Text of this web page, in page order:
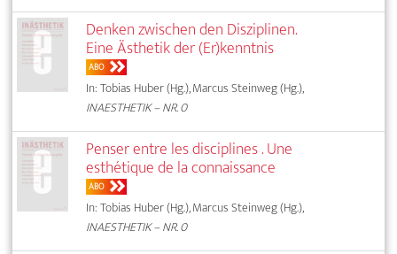
Denken zwischen den Disziplinen.
Eine Ästhetik der (Er)kenntnis
ABO
In: Tobias Huber (Hg.), Marcus Steinweg (Hg.),
INAESTHETIK – NR. 0
Penser entre les disciplines . Une
esthétique de la connaissance
ABO
In: Tobias Huber (Hg.), Marcus Steinweg (Hg.),
INAESTHETIK – NR. 0